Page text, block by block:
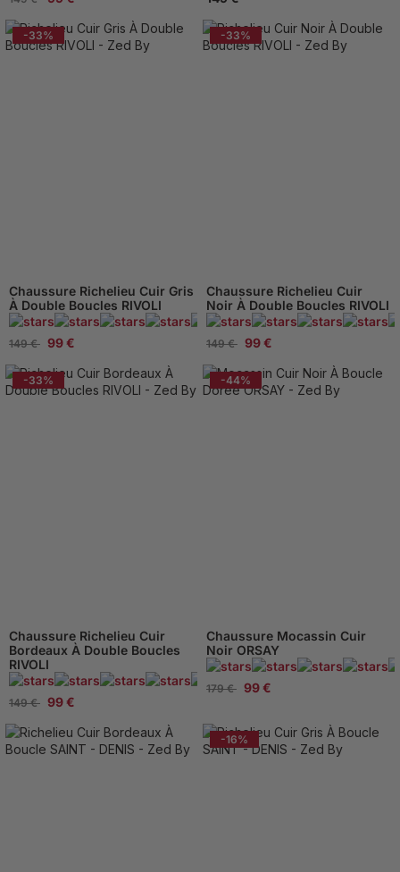
-33%
Chaussure Richelieu Cuir Gris
À Double Boucles RIVOLI
149 € 99 €
95 Avis
-33%
Chaussure Richelieu Cuir
Noir À Double Boucles RIVOLI
149 € 99 €
-33%
Chaussure Richelieu Cuir
Bordeaux À Double Boucles
RIVOLI
149 € 99 €
95 Avis
-44%
Chaussure Mocassin Cuir
Noir ORSAY
179 € 99 €
-16%